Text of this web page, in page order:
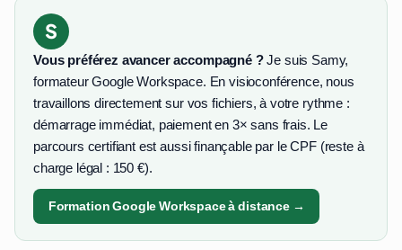
S
Vous préférez avancer accompagné ?Je suis Samy,
formateur Google Workspace. En visioconférence, nous
travaillons directement sur vos fichiers, à votre rythme :
démarrage immédiat, paiement en 3× sans frais. Le
parcours certifiant est aussi finançable par le CPF (reste à
charge légal : 150 €).
Formation Google Workspace à distance →